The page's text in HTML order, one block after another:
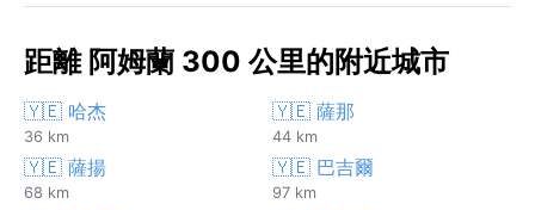
距離 阿姆蘭 300 公里的附近城市
🇾🇪 哈杰
36 km
🇾🇪 薩那
44 km
🇾🇪 薩揚
68 km
🇾🇪 巴吉爾
97 km